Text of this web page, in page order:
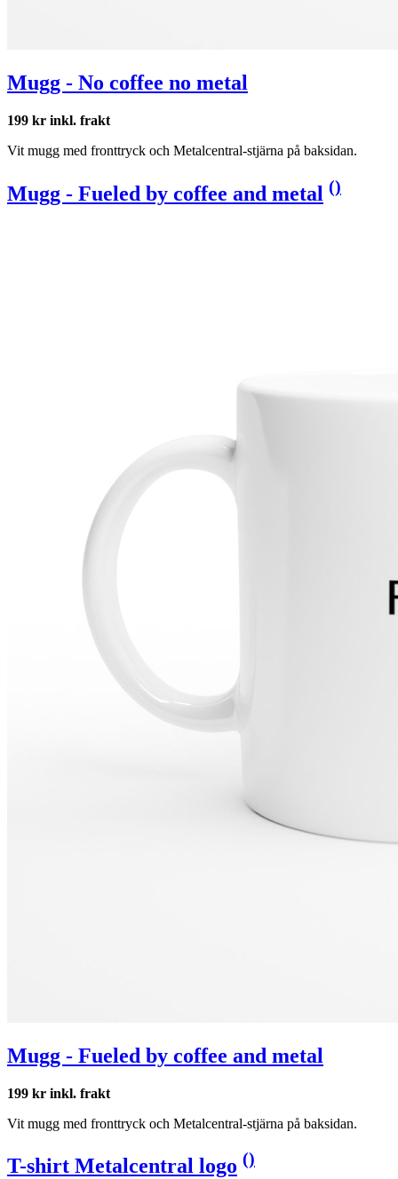
Mugg - No coffee no metal
199 kr inkl. frakt
Vit mugg med fronttryck och Metalcentral-stjärna på baksidan.
Mugg - Fueled by coffee and metal ()
Mugg - Fueled by coffee and metal
199 kr inkl. frakt
Vit mugg med fronttryck och Metalcentral-stjärna på baksidan.
T-shirt Metalcentral logo ()